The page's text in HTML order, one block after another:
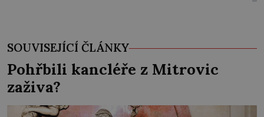
SOUVISEJÍCÍ ČLÁNKY
Pohřbili kancléře z Mitrovic
zaživa?